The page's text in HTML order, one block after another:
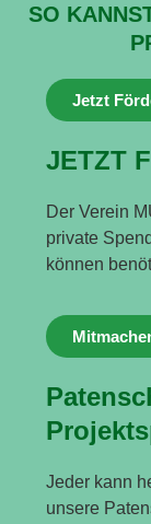
SO
Jetzt
JETZT
Der Verein
private
können
Jeder kann
unsere